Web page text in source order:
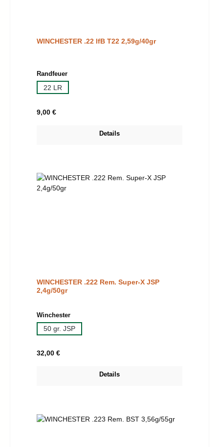
WINCHESTER .22 lfB T22 2,59g/40gr
Randfeuerauswählen
22 LR
Regulärer Preis:
9,00 €
Details
WINCHESTER .222 Rem. Super-X JSP
2,4g/50gr
Winchesterauswählen
50 gr. JSP
Regulärer Preis:
32,00 €
Details